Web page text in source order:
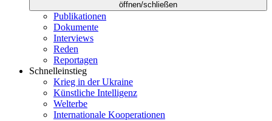
öffnen/schließen
Publikationen
Dokumente
Interviews
Reden
Reportagen
Schnelleinstieg
Krieg in der Ukraine
Künstliche Intelligenz
Welterbe
Internationale Kooperationen